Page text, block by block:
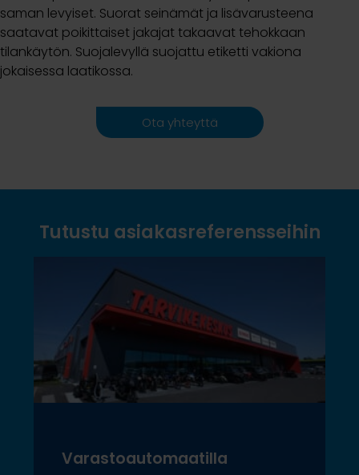
saman levyiset. Suorat seinämät ja lisävarusteena
saatavat poikittaiset jakajat takaavat tehokkaan
tilankäytön. Suojalevyllä suojattu etiketti vakiona
jokaisessa laatikossa.
Ota yhteyttä
Tutustu asiakasreferensseihin
Varastoautomaatilla